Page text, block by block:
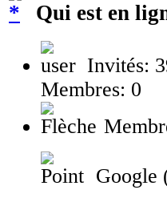
Qui est en
Invités:
Membres: 0
Google